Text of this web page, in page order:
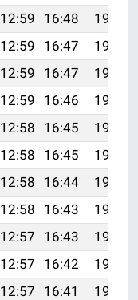
12:59 16:48
19:56
12:59 16:47
19:55
12:59 16:47
19:53
12:59 16:46
19:52
12:58 16:45
19:50
12:58 16:45
19:49
12:58 16:44
19:48
12:58 16:43
19:46
12:57 16:43
19:45
12:57 16:42
19:43
12:57 16:41
19:42